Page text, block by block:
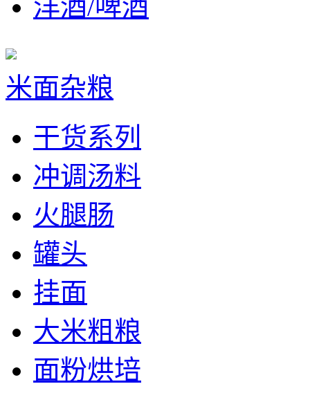
洋酒/啤酒
米面杂粮
干货系列
冲调汤料
火腿肠
罐头
挂面
大米粗粮
面粉烘培